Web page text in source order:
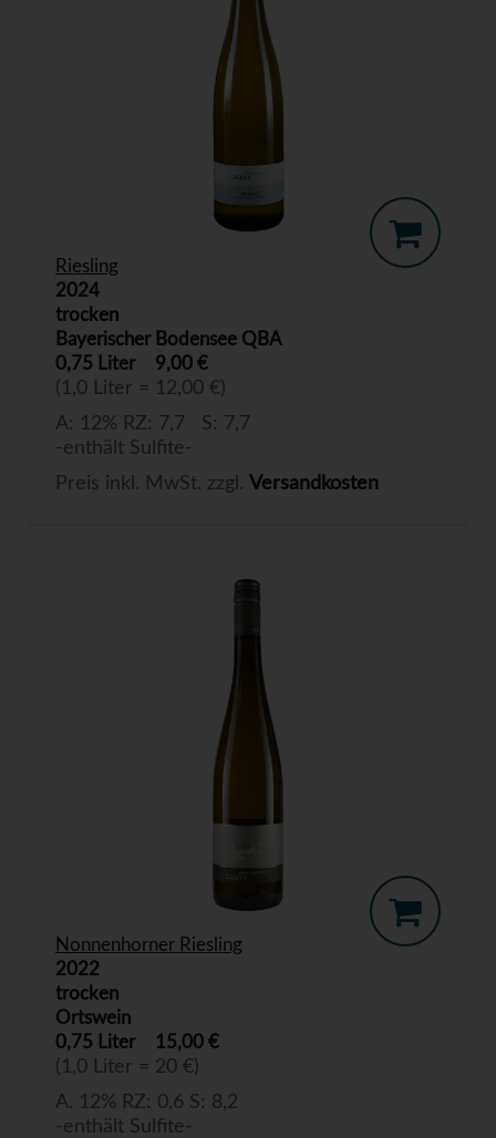
Riesling
2024
trocken
Bayerischer Bodensee QBA
0,75 Liter
9,00 €
(1,0 Liter = 12,00 €)
A: 12% RZ: 7,7 S: 7,7
-enthält Sulfite-
Preis inkl. MwSt. zzgl. Versandkosten
Nonnenhorner Riesling
2022
trocken
Ortswein
0,75 Liter
15,00 €
(1,0 Liter = 20 €)
A. 12% RZ: 0,6 S: 8,2
-enthält Sulfite-